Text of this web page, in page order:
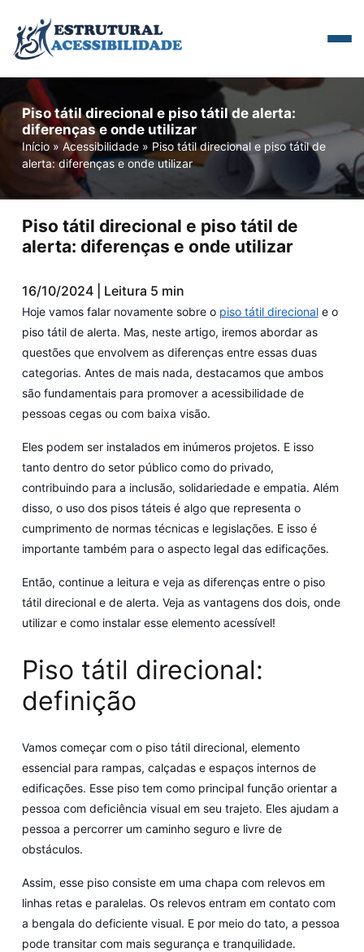
Piso tátil direcional e piso tátil de alerta:
diferenças e onde utilizar
Início» Acessibilidade» Piso tátil direcional e piso tátil de
alerta: diferenças e onde utilizar
Piso tátil direcional e piso tátil de
alerta: diferenças e onde utilizar
16/10/2024 | Leitura 5 min
Hoje vamos falar novamente sobre o piso tátil direcionale o
piso tátil de alerta. Mas, neste artigo, iremos abordar as
questões que envolvem as diferenças entre essas duas
categorias. Antes de mais nada, destacamos que ambos
são fundamentais para promover a acessibilidade de
pessoas cegas ou com baixa visão.
Eles podem ser instalados em inúmeros projetos. E isso
tanto dentro do setor público como do privado,
contribuindo para a inclusão, solidariedade e empatia. Além
disso, o uso dos pisos táteis é algo que representa o
cumprimento de normas técnicas e legislações. E isso é
importante também para o aspecto legal das edificações.
Então, continue a leitura e veja as diferenças entre o piso
tátil direcional e de alerta. Veja as vantagens dos dois, onde
utilizar e como instalar esse elemento acessível!
Piso tátil direcional:
definição
Vamos começar com o piso tátil direcional, elemento
essencial para rampas, calçadas e espaços internos de
edificações. Esse piso tem como principal função orientar a
pessoa com deficiência visual em seu trajeto. Eles ajudam a
pessoa a percorrer um caminho seguro e livre de
obstáculos.
Assim, esse piso consiste em uma chapa com relevos em
linhas retas e paralelas. Os relevos entram em contato com
a bengala do deficiente visual. E por meio do tato, a pessoa
pode transitar com mais segurança e tranquilidade.